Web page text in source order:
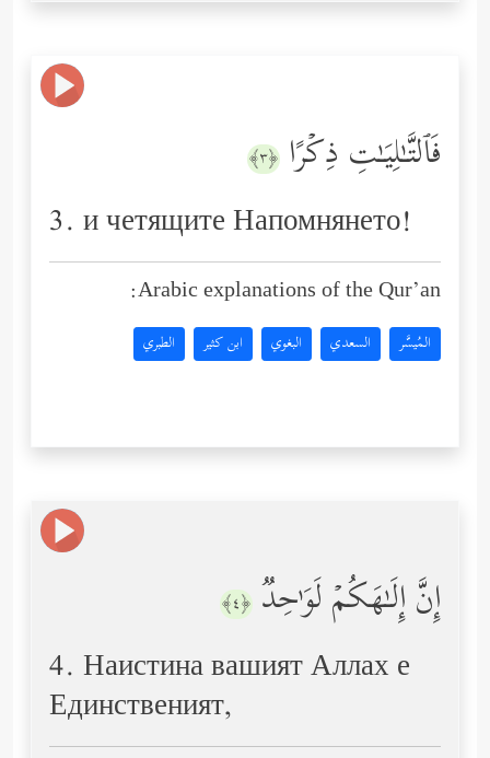
فَٱلتَّـٰلِیَـٰتِ ذِكۡرًا ﴿٣﴾
3. и четящите Напомнянето!
Arabic explanations of the Qur’an:
المُيسَّر السعدي البغوي ابن كثير الطبري
إِنَّ إِلَـٰهَكُمۡ لَوَ ٰ⁠حِدࣱ ﴿٤﴾
4. Наистина вашият Аллах е
Единственият,